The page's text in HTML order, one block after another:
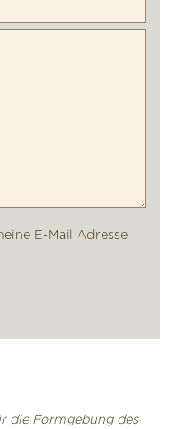
E-Mail Adresse
die Formgebung des